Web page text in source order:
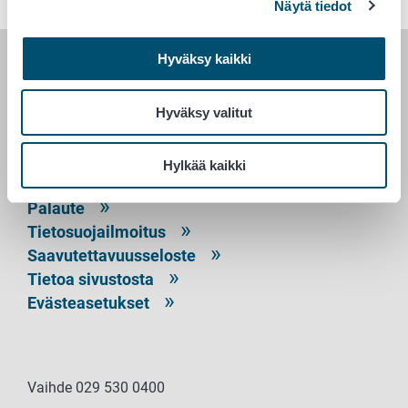
Näytä tiedot
Hyväksy kaikki
Hyväksy valitut
Hylkää kaikki
RUOKAVIRASTO
00027 RUOKAVIRASTO
Yhteystiedot
Palaute
Tietosuojailmoitus
Saavutettavuusseloste
Tietoa sivustosta
Evästeasetukset
Vaihde 029 530 0400